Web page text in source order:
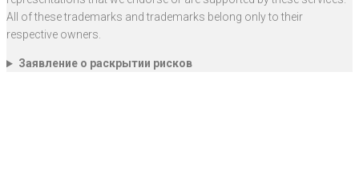
All of these trademarks and trademarks belong only to their
respective owners.
Заявление о раскрытии рисков